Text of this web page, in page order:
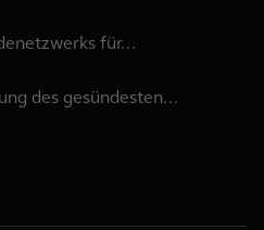
für...
des gesündesten...